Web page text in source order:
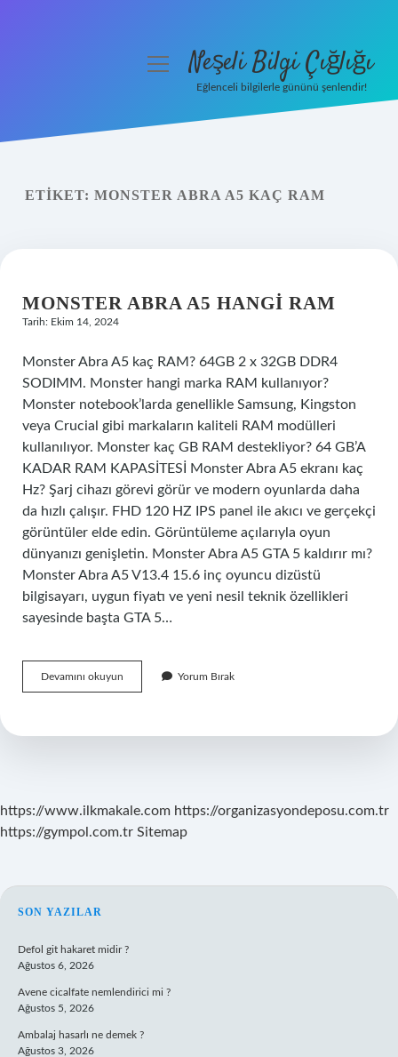
Yasal Uyarı
menüyüNeşeli Bilgi Çığlığı
Eğlenceli bilgilerle gününü şenlendir!
ETIKET: MONSTER ABRA A5 KAÇ RAM
MONSTER ABRA A5 HANGI RAM
Tarih: Ekim 14, 2024
Monster Abra A5 kaç RAM? 64GB 2 x 32GB DDR4
SODIMM. Monster hangi marka RAM kullanıyor?
Monster notebook’larda genellikle Samsung, Kingston
veya Crucial gibi markaların kaliteli RAM modülleri
kullanılıyor. Monster kaç GB RAM destekliyor? 64 GB’A
KADAR RAM KAPASİTESİ Monster Abra A5 ekranı kaç
Hz? Şarj cihazı görevi görür ve modern oyunlarda daha
da hızlı çalışır. FHD 120 HZ IPS panel ile akıcı ve gerçekçi
görüntüler elde edin. Görüntüleme açılarıyla oyun
dünyanızı genişletin. Monster Abra A5 GTA 5 kaldırır mı?
Monster Abra A5 V13.4 15.6 inç oyuncu dizüstü
bilgisayarı, uygun fiyatı ve yeni nesil teknik özellikleri
sayesinde başta GTA 5…
Devamını okuyun
Abra
Ram
Yorum Bırak
https://www.ilkmakale.com https://organizasyondeposu.com.tr
https://gympol.com.tr Sitemap
SIDEBAR
SON YAZILAR
Defol git hakaret midir ?
Ağustos 6, 2026
Avene cicalfate nemlendirici mi ?
Ağustos 5, 2026
Ambalaj hasarlı ne demek ?
Ağustos 3, 2026